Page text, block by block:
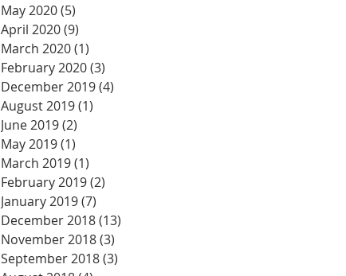
May 2020(5)
April 2020(9)
March 2020(1)
February 2020(3)
December 2019(4)
August 2019(1)
June 2019(2)
May 2019(1)
March 2019(1)
February 2019(2)
January 2019(7)
December 2018(13)
November 2018(3)
September 2018(3)